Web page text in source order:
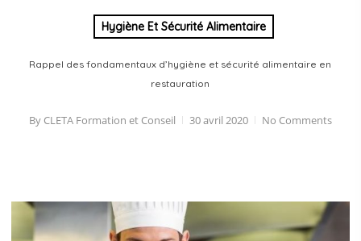
Hygiène Et Sécurité Alimentaire
Rappel des fondamentaux d’hygiène et sécurité alimentaire en
restauration
By CLETA Formation et Conseil 30 avril 2020 No Comments